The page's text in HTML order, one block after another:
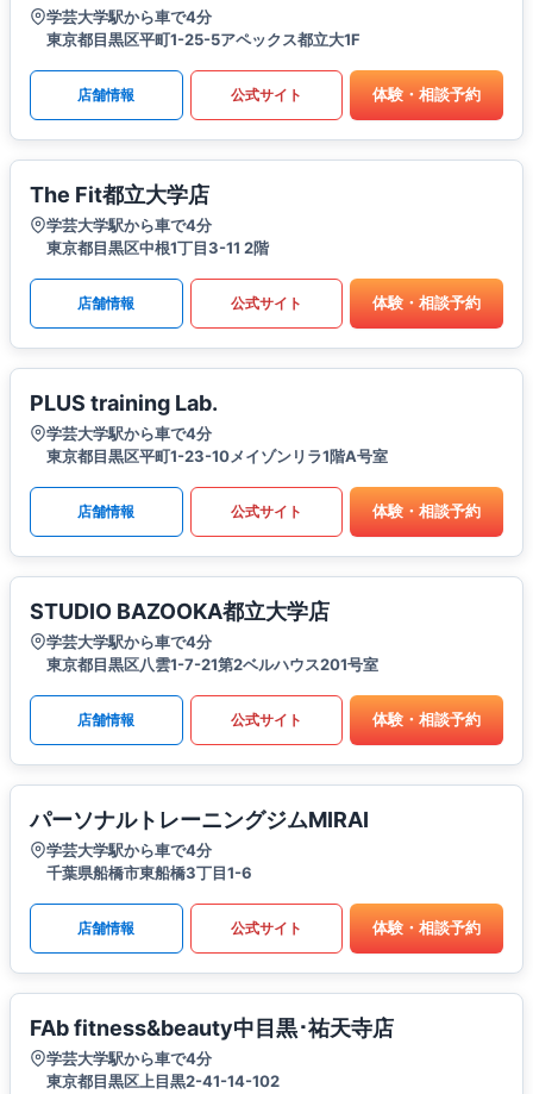
学芸大学駅から車で4分
東京都目黒区平町1-25-5アペックス都立大1F
店舗情報 公式サイト 体験・相談予約
The Fit都立大学店
学芸大学駅から車で4分
東京都目黒区中根1丁目3-11 2階
店舗情報 公式サイト 体験・相談予約
PLUS training Lab.
学芸大学駅から車で4分
東京都目黒区平町1-23-10メイゾンリラ1階A号室
店舗情報 公式サイト 体験・相談予約
STUDIO BAZOOKA都立大学店
学芸大学駅から車で4分
東京都目黒区八雲1-7-21第2ベルハウス201号室
店舗情報 公式サイト 体験・相談予約
パーソナルトレーニングジムMIRAI
学芸大学駅から車で4分
千葉県船橋市東船橋3丁目1-6
店舗情報 公式サイト 体験・相談予約
FAb fitness&beauty中目黒･祐天寺店
学芸大学駅から車で4分
東京都目黒区上目黒2-41-14-102